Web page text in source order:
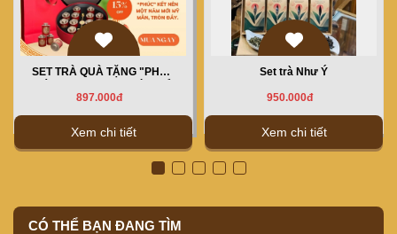
SET TRÀ QUÀ TẶNG "PHÚC
897.000đ
Xem chi tiết
Set trà Như Ý
950.000đ
Xem chi tiết
CÓ THỂ BẠN ĐANG TÌM